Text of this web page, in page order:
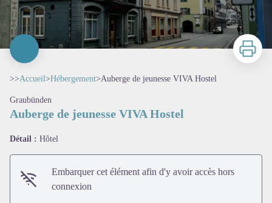
Imprimer
>>Accueil>Hébergement>Auberge de jeunesse VIVA Hostel
Graubünden
Auberge de jeunesse VIVA Hostel
Détail : Hôtel
Embarquer cet élément afin d'y avoir accès hors
connexion